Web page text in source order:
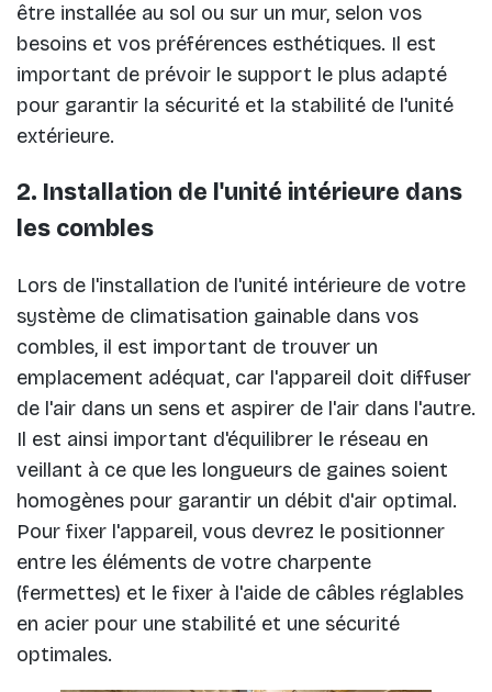
être installée au sol ou sur un mur, selon vos
besoins et vos préférences esthétiques. Il est
important de prévoir le support le plus adapté
pour garantir la sécurité et la stabilité de l'unité
extérieure.
2. Installation de l'unité intérieure dans
les combles
Lors de l'installation de l'unité intérieure de votre
système de climatisation gainable dans vos
combles, il est important de trouver un
emplacement adéquat, car l'appareil doit diffuser
de l'air dans un sens et aspirer de l'air dans l'autre.
Il est ainsi important d'équilibrer le réseau en
veillant à ce que les longueurs de gaines soient
homogènes pour garantir un débit d'air optimal.
Pour fixer l'appareil, vous devrez le positionner
entre les éléments de votre charpente
(fermettes) et le fixer à l'aide de câbles réglables
en acier pour une stabilité et une sécurité
optimales.